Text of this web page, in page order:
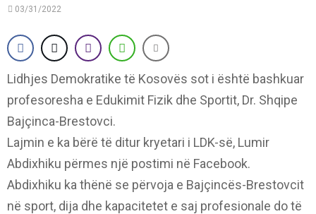
03/31/2022
Lidhjes Demokratike të Kosovës sot i është bashkuar
profesoresha e Edukimit Fizik dhe Sportit, Dr. Shqipe
Bajçinca-Brestovci.
Lajmin e ka bërë të ditur kryetari i LDK-së, Lumir
Abdixhiku përmes një postimi në Facebook.
Abdixhiku ka thënë se përvoja e Bajçincës-Brestovcit
në sport, dija dhe kapacitetet e saj profesionale do të